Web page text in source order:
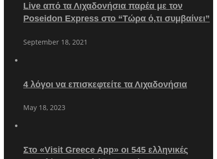
Live από τα Λιχαδονήσια παρέα με τον
Poseidon Express στο “Τώρα ό,τι συμβαίνει”
September 18, 2021
4 λόγοι να επισκεφτείτε τα Λιχαδονήσια
May 18, 2023
Στο «Visit Greece App» οι 545 ελληνικές